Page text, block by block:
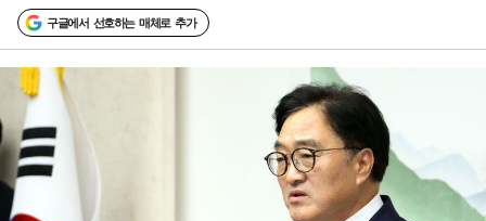
구글에서 선호하는 매체로 추가